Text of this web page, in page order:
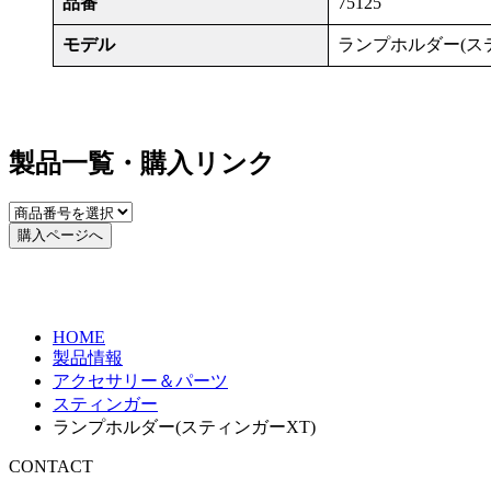
モデル ランプホルダー(ス
製品一覧・購入リンク
購入ページへ
HOME
製品情報
アクセサリー＆パーツ
スティンガー
ランプホルダー(スティンガーXT)
CONTACT